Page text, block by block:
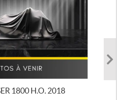
1800 H.O. 2018